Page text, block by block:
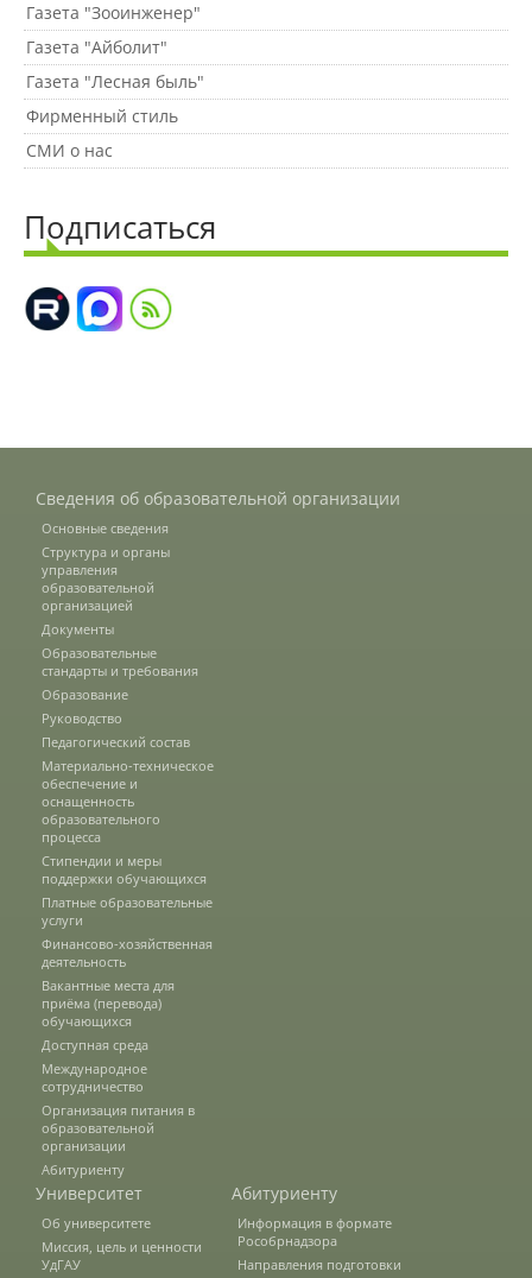
Стипендии и меры поддержки
обучающихся
Платные образовательные услуги
Финансово-хозяйственная
деятельность
Доступная среда
Международное сотрудничество
Организация питания в
образовательной организации
Абитуриенту
Университет
Об университете
Миссия, цель и ценности УдГАУ
Ректорат
Подразделения
Документы
Федеральные документы
Газета "Зооинженер"
Газета "Айболит"
Газета "Лесная быль"
Фирменный стиль
СМИ о нас
Подписаться
Сведения об образовательной организации
Основные сведения
Структура и органы
управления
образовательной
организацией
Документы
Образовательные
стандарты и требования
Образование
Руководство
Педагогический состав
Материально-техническое
обеспечение и
оснащенность
образовательного
процесса
Стипендии и меры
поддержки обучающихся
Платные образовательные
услуги
Финансово-хозяйственная
деятельность
Вакантные места для
приёма (перевода)
обучающихся
Доступная среда
Международное
сотрудничество
Организация питания в
образовательной
организации
Абитуриенту
Университет
Об университете
Миссия, цель и ценности
УдГАУ
Абитуриенту
Информация в формате
Рособрнадзора
Направления подготовки